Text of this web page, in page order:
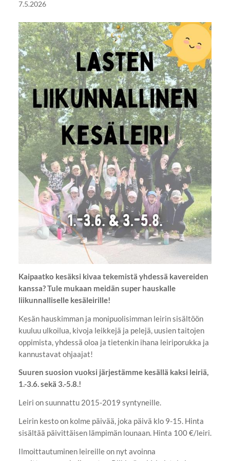
7.5.2026
Kaipaatko kesäksi kivaa tekemistä yhdessä kavereiden
kanssa? Tule mukaan meidän super hauskalle
liikunnalliselle kesäleirille!
Kesän hauskimman ja monipuolisimman leirin sisältöön
kuuluu ulkoilua, kivoja leikkejä ja pelejä, uusien taitojen
oppimista, yhdessä oloa ja tietenkin ihana leiriporukka ja
kannustavat ohjaajat!
Suuren suosion vuoksi järjestämme kesällä kaksi leiriä,
1.-3.6. sekä 3.-5.8.!
Leiri on suunnattu 2015-2019 syntyneille.
Leirin kesto on kolme päivää, joka päivä klo 9-15. Hinta
sisältää päivittäisen lämpimän lounaan. Hinta 100 €/leiri.
Ilmoittautuminen leireille on nyt avoinna